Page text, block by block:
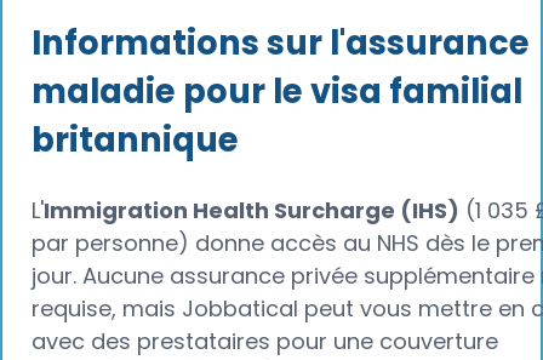
Informations sur l'assurance
maladie pour le visa familial
britannique
L'Immigration Health Surcharge (IHS) (1 035
par personne) donne accès au NHS dès le
jour. Aucune assurance privée supplémentaire
requise, mais Jobbatical peut vous mettre en
avec des prestataires pour une couverture